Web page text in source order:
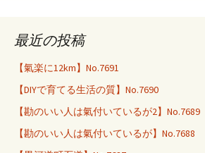
最近の投稿
【氣楽に12km】No.7691
【DIYで育てる生活の質】No.7690
【勘のいい人は氣付いているが2】No.7689
【勘のいい人は氣付いているが】No.7688